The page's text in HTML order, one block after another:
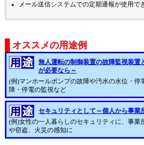
メール送信システムでの定期通報が使用で
オススメの用途例
無人運転の制御装置の故障監視装置
が必要なら～
(例)マンホールポンプの故障や汚水の水位・停
障・停電の監視など
セキュリティとして～個人から事業
(例)女性の一人暮らしのセキュリティに、事業
や窃盗、火災の感知に